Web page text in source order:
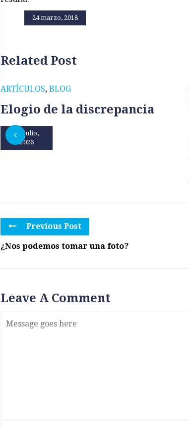
24 marzo, 2018
Related Post
ARTÍCULOS, BLOG
Elogio de la discrepancia
31 julio,
2026
Previous Post
¿Nos podemos tomar una foto?
Leave A Comment